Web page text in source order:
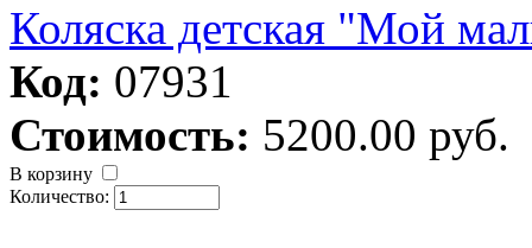
Коляска детская "Мой
Код: 07931
Стоимость: 5200.00 руб.
В корзину
Количество: